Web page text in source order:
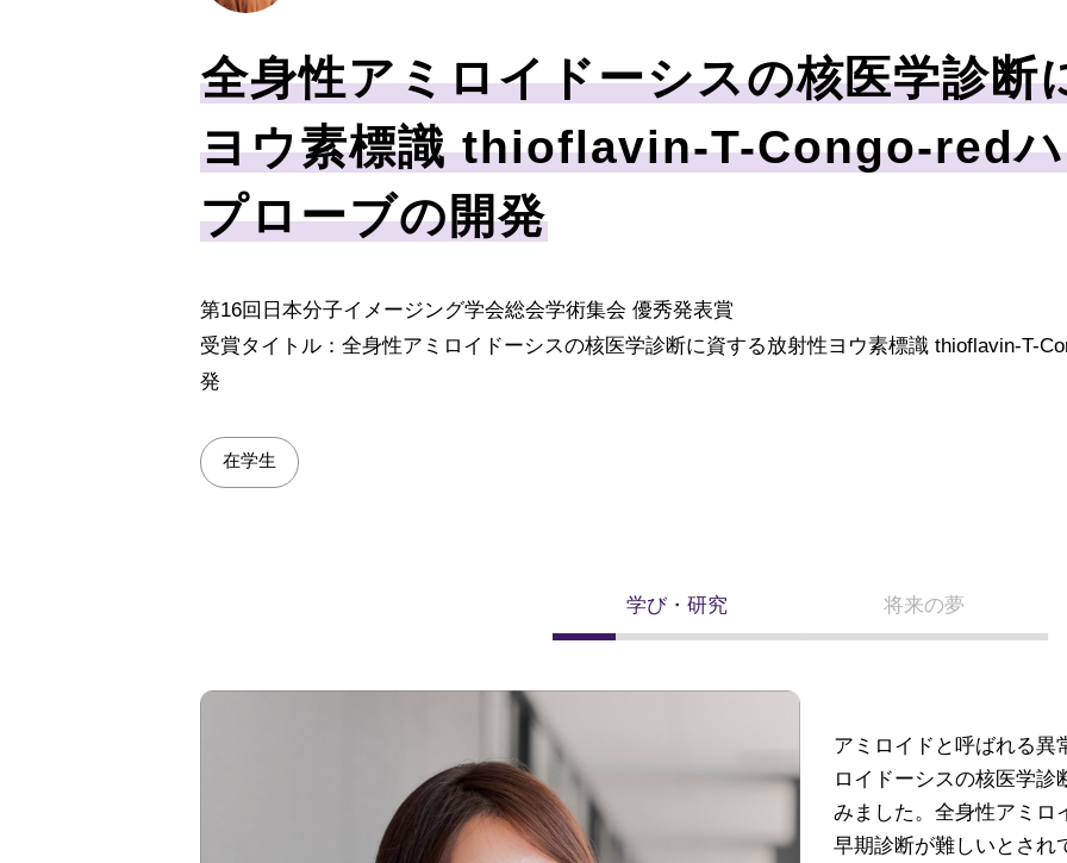
全身性アミロイドーシスの核医学診断
ヨウ素標識 thioflavin-T-Congo-redハ
プローブの開発
第16回日本分子イメージング学会総会学術集会 優秀発表賞
受賞タイトル：全身性アミロイドーシスの核医学診断に資する放射性ヨウ素標識 thioflavin-T-
発
在学生
学び・研究 将来の夢
アミロイドと呼ばれる異
ロイドーシスの核医学
みました。全身性アミロ
早期診断が難しいとされ